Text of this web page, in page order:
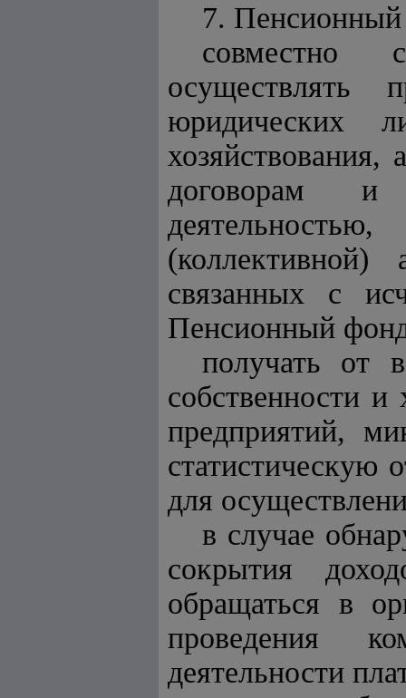
7.
совместно
осуществлять
юридических
договорам и
связанных с
Пенсионный
получать от
собственности
предприятий,
статистическую
для
в случае
сокрытия
обращаться в
проведения
деятельности